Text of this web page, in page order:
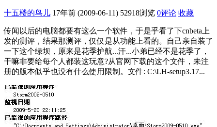
十五楼的鸟儿 17年前 (2009-06-11) 52918浏览 0评论 收藏
传闻以后的电脑都要有这么一个软件，于是乎看了下cnbeta上
发的测评，结果那测评，仅仅是从功能上看的。自己亲自装了
一下这个绿坝，原来是花季护航...汗...小弟已经不是花季了，
干嘛非要给每个人都装这玩意?从官网下载的这个文件，未注
册的版本似乎也没有什么使用限制。文件: C:\LH-setup3.17...